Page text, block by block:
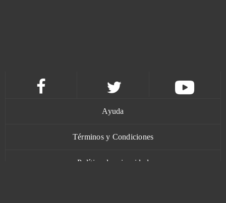
Ayuda
Términos y Condiciones
Política de privacidad